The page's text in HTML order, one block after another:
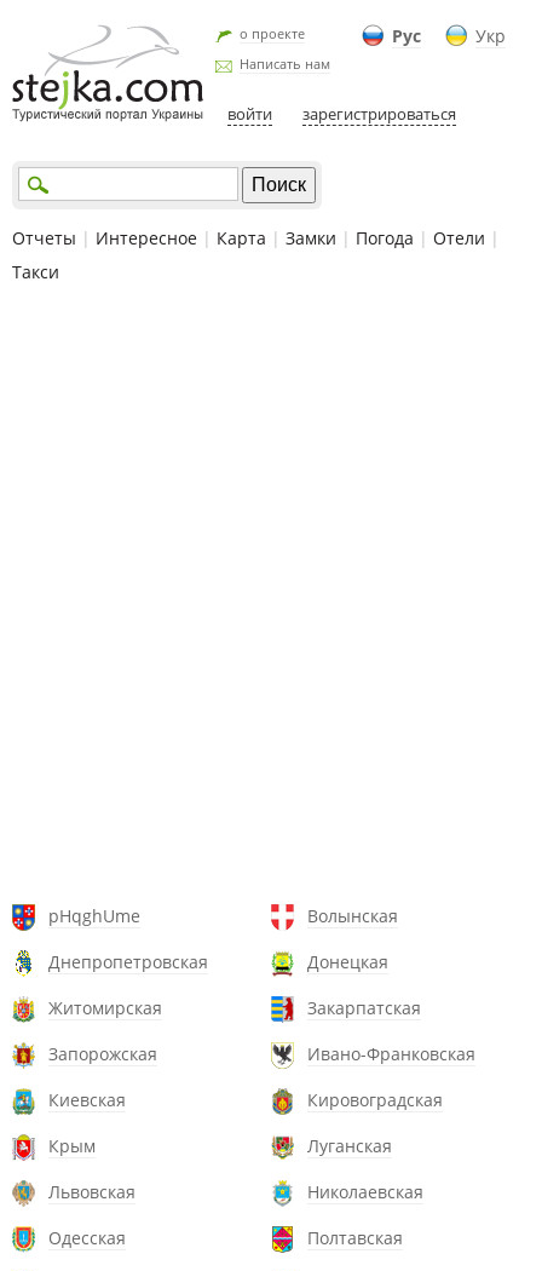
Рус Укр
о проекте
Написать нам
войти зарегистрироваться
Отчеты | Интересное | Карта | Замки | Погода | Отели |
Такси
pHqghUme
Волынская
Днепропетровская
Донецкая
Житомирская
Закарпатская
Запорожская
Ивано-Франковская
Киевская
Кировоградская
Крым
Луганская
Львовская
Николаевская
Одесская
Полтавская